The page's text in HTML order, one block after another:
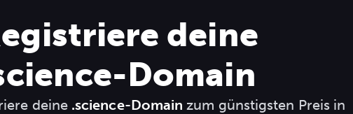
deine
-Domain
deine .science-Domain zum günstigsten Preis in